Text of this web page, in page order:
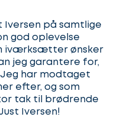
Iversen på samtlige
god oplevelse
iværksætter ønsker
jeg garantere for,
har modtaget
efter, og som
tak til brødrende
Iversen!